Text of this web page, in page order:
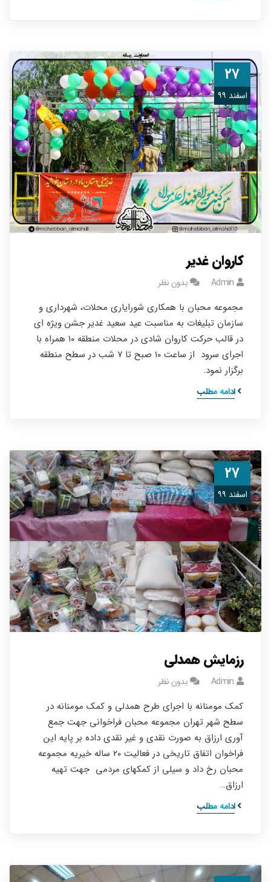
۲۷
اسفند ۹۹
کاروان غدیر
Admin بدون نظر
مجموعه محبان با همکاری شوراياری محلات، شهرداری و
سازمان تبلیغات به مناسبت عید سعید غدير جشن ویژه ای
در قالب حرکت کاروان شادی در محلات منطقه ۱۰ همراه با
اجرای سرود از ساعت ۱۰ صبح تا ۷ شب در سطح منطقه
برگزار نمود.
ادامه مطلب
۲۷
اسفند ۹۹
رزمایش همدلی
Admin بدون نظر
کمک مومنانه با اجرای طرح همدلی و کمک مومنانه در
سطح شهر تهران مجموعه محبان فراخوانی جهت جمع
آوری ارزاق به صورت نقدی و غیر نقدی داده بر پایه این
فراخوان اتفاق تاریخی در فعالیت ۲۰ ساله خیریه مجموعه
محبان رخ داد و سیلی از کمکهای مردمی جهت تهیه
ارزاق…
ادامه مطلب